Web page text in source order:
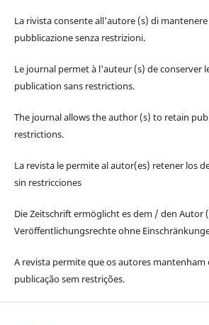
La rivista consente all'autore (s) di
pubblicazione senza restrizioni.
Le journal permet à l'auteur (s) de conserver
publication sans restrictions.
The journal allows the author (s) to retain
restrictions.
La revista le permite al autor(es) retener los
sin restricciones
Die Zeitschrift ermöglicht es dem / den Autor
Veröffentlichungsrechte ohne
A revista permite que os autores mantenham
publicação sem restrições.